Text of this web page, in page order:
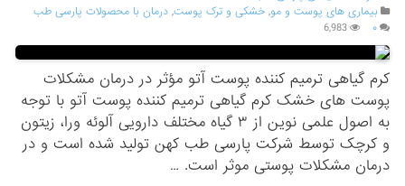
بیماری های پوست و مو,خشکی و ترک پوست,درمان با محصولات پارسی طب
۰
6,983
کرم گیاهی ترمیم کننده پوست آتو مؤثر در درمان مشکلات
پوست های خشک کرم گیاهی ترمیم کننده پوست آتو با توجه
به اصول علمی نوین از ۳ گیاه مختلف دارویی آلوئه ورا، زیتون
و کرچک توسط شرکت پارسی طب کهن تولید شده است و در
درمان مشکلات پوستی موثر است. …